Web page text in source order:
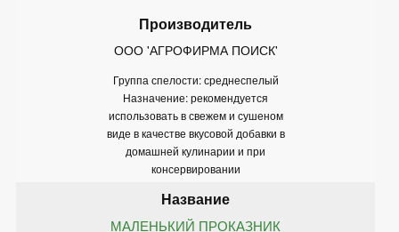
ООО 'АГРОФИРМА ПОИСК'
Группа спелости: среднеспелый
Назначение: рекомендуется
использовать в свежем и сушеном
виде в качестве вкусовой добавки в
домашней кулинарии и при
консервировании
МАЛЕНЬКИЙ ПРОКАЗНИК